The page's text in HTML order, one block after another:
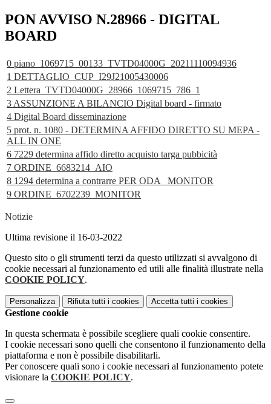
PON AVVISO N.28966 - DIGITAL
BOARD
0 piano_1069715_00133_TVTD04000G_20211110094936
1 DETTAGLIO_CUP_I29J21005430006
2 Lettera_TVTD04000G_28966_1069715_786_1
3 ASSUNZIONE A BILANCIO Digital board - firmato
4 Digital Board disseminazione
5 prot. n. 1080 - DETERMINA AFFIDO DIRETTO SU MEPA -
ALL IN ONE
6 7229 determina affido diretto acquisto targa pubbicità
7 ORDINE_6683214_AIO
8 1294 determina a contrarre PER ODA _MONITOR
9 ORDINE_6702239_MONITOR
Notizie
Ultima revisione il 16-03-2022
Questo sito o gli strumenti terzi da questo utilizzati si avvalgono di
cookie necessari al funzionamento ed utili alle finalità illustrate nella
COOKIE POLICY.
Personalizza Rifiuta tutti i cookies Accetta tutti i cookies
Gestione cookie
In questa schermata è possibile scegliere quali cookie consentire.
I cookie necessari sono quelli che consentono il funzionamento della
piattaforma e non è possibile disabilitarli.
Per conoscere quali sono i cookie necessari al funzionamento potete
visionare la COOKIE POLICY.